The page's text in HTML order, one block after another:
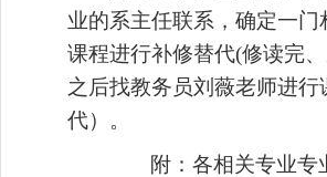
业的系主任联系，确定一门
课程进行补修替代(修读完
之后找教务员刘薇老师进行
代）。
附：各相关专业专